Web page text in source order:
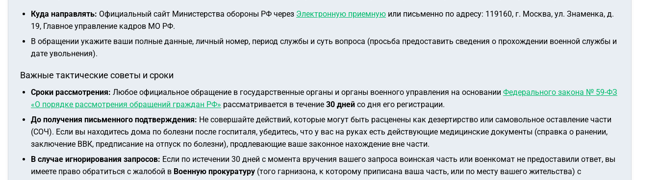
Куда направлять: Официальный сайт Министерства обороны РФ через Электронную приемную или письменно по адресу: 119160, г. Москва, ул. Знаменка, д.
19, Главное управление кадров МО РФ.
В обращении укажите ваши полные данные, личный номер, период службы и суть вопроса (просьба предоставить сведения о прохождении военной службы и
дате увольнения).
Важные тактические советы и сроки
Сроки рассмотрения: Любое официальное обращение в государственные органы и органы военного управления на основании Федерального закона № 59-ФЗ
«О порядке рассмотрения обращений граждан РФ» рассматривается в течение 30 дней со дня его регистрации.
До получения письменного подтверждения: Не совершайте действий, которые могут быть расценены как дезертирство или самовольное оставление части
(СОЧ). Если вы находитесь дома по болезни после госпиталя, убедитесь, что у вас на руках есть действующие медицинские документы (справка о ранении,
заключение ВВК, предписание на отпуск по болезни), продлевающие ваше законное нахождение вне части.
В случае игнорирования запросов: Если по истечении 30 дней с момента вручения вашего запроса воинская часть или военкомат не предоставили ответ, вы
имеете право обратиться с жалобой в Военную прокуратуру (того гарнизона, к которому приписана ваша часть, или по месту вашего жительства) с